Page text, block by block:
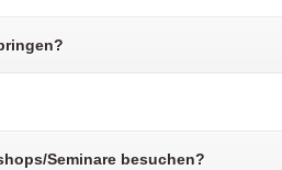
Seminare besuchen?